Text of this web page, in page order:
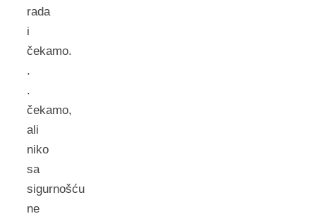
rada
i
čekamo.
.
.
čekamo,
ali
niko
sa
sigurnošću
ne